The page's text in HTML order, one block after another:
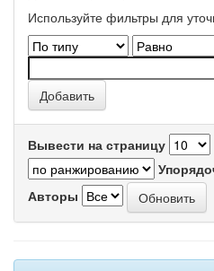
Используйте фильтры для
Вывести на страницу
Авторы